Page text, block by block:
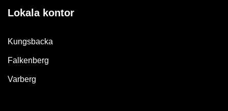
Lokala kontor
Kungsbacka
Falkenberg
Varberg